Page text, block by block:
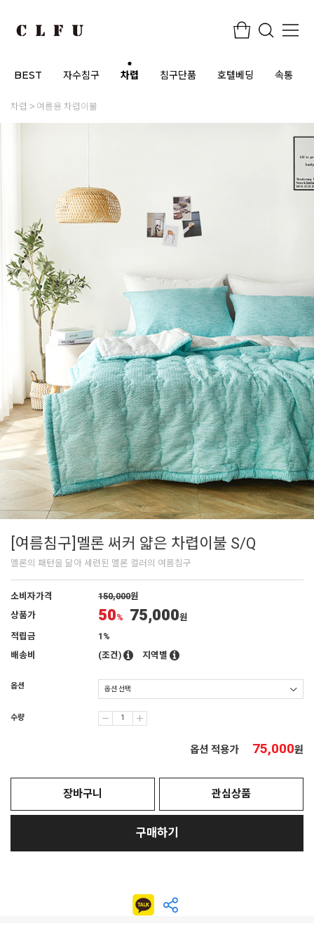
BEST 자수침구 차렵 침구단품 호텔베딩 속통
차렵 여름용 차렵이불
[여름침구]멜론 써커 얇은 차렵이불 S/Q
멜론의 패턴을 닮아 세련된 멜론 컬러의 여름침구
소비자가격 150,000원
상품가
50% 75,000원
적립금
1%
배송비
(조건) 지역별
옵션
수량
옵션 적용가 75,000원
장바구니 관심상품
구매하기